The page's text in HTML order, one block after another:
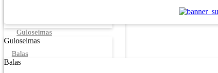
Guloseimas
Guloseimas
Balas
Balas